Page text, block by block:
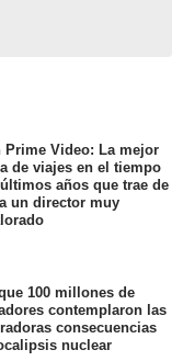
Prime Video: La mejor
de viajes en el tiempo
años que trae de
un director muy
100 millones de
contemplaron las
consecuencias
nuclear